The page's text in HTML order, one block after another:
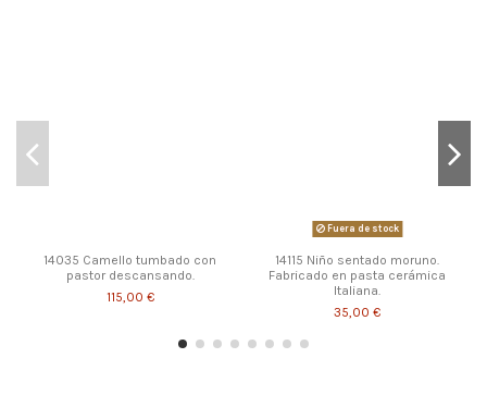
14035 Camello tumbado con
pastor descansando.
115,00 €
Fuera de stock
14115 Niño sentado moruno.
Fabricado en pasta cerámica
Italiana.
35,00 €